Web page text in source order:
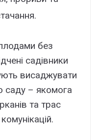
без
садівники
висаджувати
саду – якомога
та трас